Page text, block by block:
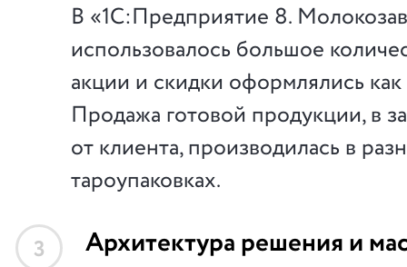
В «1С:Предприятие 8.
использовалось большое
акции и скидки оформлялись
Продажа готовой продукции, в
от клиента, производилась в
тароупаковках.
3 Архитектура решения и